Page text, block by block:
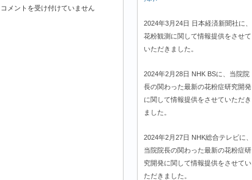
2023
コメントを受け付けていません
2024年3月24日 日本経済新聞社に、
花粉観測に関して情報提供をさせて
いただきました。
2024年2月28日 NHK BSに、当院院
長の関わった最新の花粉症研究開発
に関して情報提供をさせていただき
ました。
2024年2月27日 NHK総合テレビに、
当院院長の関わった最新の花粉症研
究開発に関して情報提供をさせてい
ただきました。